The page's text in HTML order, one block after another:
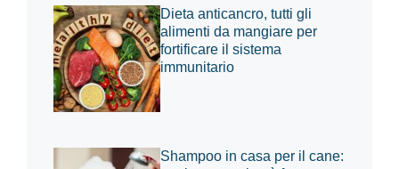
Dieta anticancro, tutti gli
alimenti da mangiare per
fortificare il sistema
immunitario
Shampoo in casa per il cane: